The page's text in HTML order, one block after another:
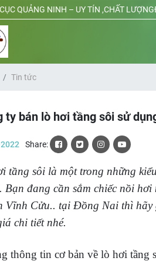
QUẢNG NINH – UY TÍN ,CHẤT
Tin tức
ty bán lò hơi tầng sôi sử
Share:
tầng sôi là một trong những
Bạn đang cần sắm chiếc nồi
Vĩnh Cửu.. tại Đồng Nai thì
chi tiết nhé.
thông tin cơ bản về lò hơi tầng